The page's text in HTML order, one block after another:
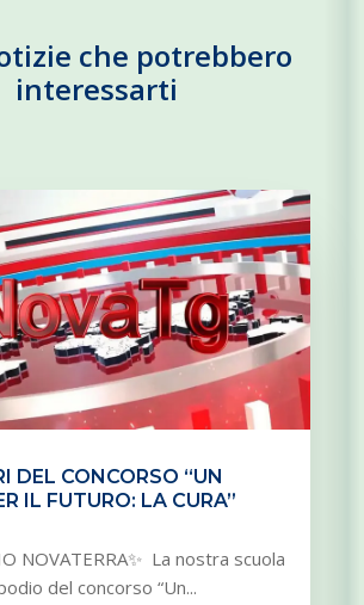
che potrebbero
interessarti
DEL CONCORSO “UN
IL FUTURO: LA CURA”
NOVATERRA✨ La nostra scuola
del concorso “Un...